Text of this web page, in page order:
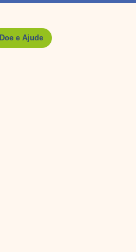
Doe e Ajude